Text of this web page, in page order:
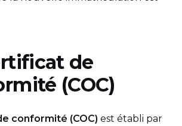
de
(COC)
conformité (COC) est établi par